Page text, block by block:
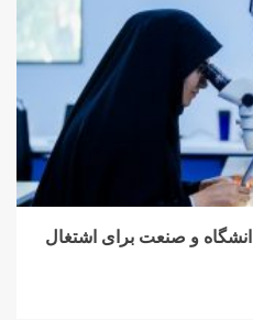
و صنعت برای اشتغال